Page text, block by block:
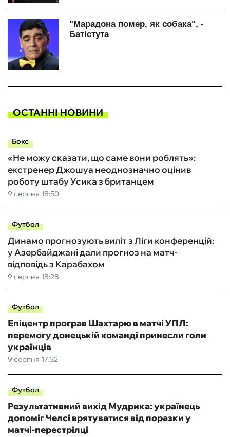
ОСТАННІ НОВИНИ
Бокс
9 серпня 18:50
«Не можу сказати, що саме вони роблять»:
екстренер Джошуа неоднозначно оцінив
роботу штабу Усика з британцем
Футбол
9 серпня 18:28
Динамо прогнозують виліт з Ліги конференцій:
у Азербайджані дали прогноз на матч-
відповідь з Карабахом
Футбол
9 серпня 17:32
Епіцентр програв Шахтарю в матчі УПЛ:
перемогу донецькій команді принесли голи
українців
Футбол
Результативний вихід Мудрика: українець
допоміг Челсі врятуватися від поразки у
матчі-перестрілці